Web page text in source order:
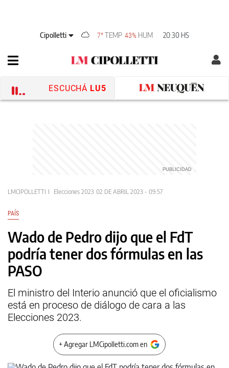
Cipolletti 7°TEMP 43% HUM 20:30 HS
ESCUCHÁ LU5
LMCIPOLLETTI Elecciones 2023 02 DE ABRIL 2023 - 09:57
PAÍS
Wado de Pedro dijo que el FdT
podría tener dos fórmulas en las
PASO
El ministro del Interio anunció que el oficialismo
está en proceso de diálogo de cara a las
Elecciones 2023.
+ Agregar LMCipolletti.com en